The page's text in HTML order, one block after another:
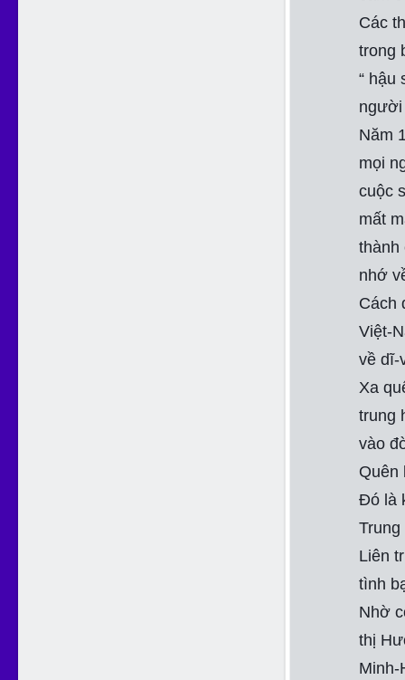
Các
trong
“ hậu
người
Năm
mọi
cuộc
mất
thành
nhớ
Cách
Việt-
về dĩ-
Xa
trung
vào
Quên
Đó là
Liên
tình
Nhờ
thị
Minh-